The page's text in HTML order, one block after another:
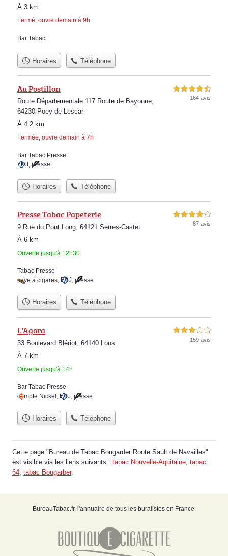
À 3 km
Fermé, ouvre demain à 9h
Bar Tabac
Horaires Téléphone
Au Postillon
Route Départementale 117 Route de Bayonne,
64230 Poey-de-Lescar
À 4.2 km
Fermée, ouvre demain à 7h
4,5 étoiles sur 5
164 avis
Bar Tabac Presse
FDJ, presse
Horaires Téléphone
Presse Tabac Papeterie
9 Rue du Pont Long, 64121 Serres-Castet
À 6 km
Ouverte jusqu'à 12h30
4,0 étoiles sur 5
87 avis
Tabac Presse
cave à cigares, FDJ, presse
Horaires Téléphone
L'Agora
33 Boulevard Blériot, 64140 Lons
À 7 km
Ouverte jusqu'à 14h
3,0 étoiles sur 5
159 avis
Bar Tabac Presse
compte Nickel FDJ presse
Horaires Téléphone
Cette page "Bureau de Tabac Bougarder Route Sault de Navailles"
est visible via les liens suivants : tabac Nouvelle-Aquitaine tabac
64 tabac Bougarber.
BureauTabac.fr, l'annuaire de tous les buralistes en France.